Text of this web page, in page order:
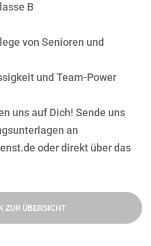
B
von Senioren und
und Team-Power
uns auf Dich! Sende uns
an
oder direkt über das
ZUR ÜBERSICHT